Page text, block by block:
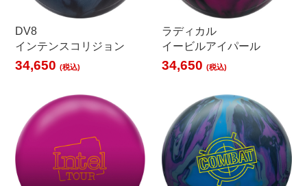
DV8
インテンスコリジョン
34,650(税込)
ラディカル
イービルアイパール
34,650(税込)